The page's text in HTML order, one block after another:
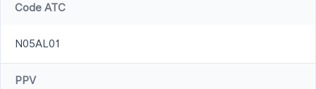
Code ATC
N05AL01
PPV